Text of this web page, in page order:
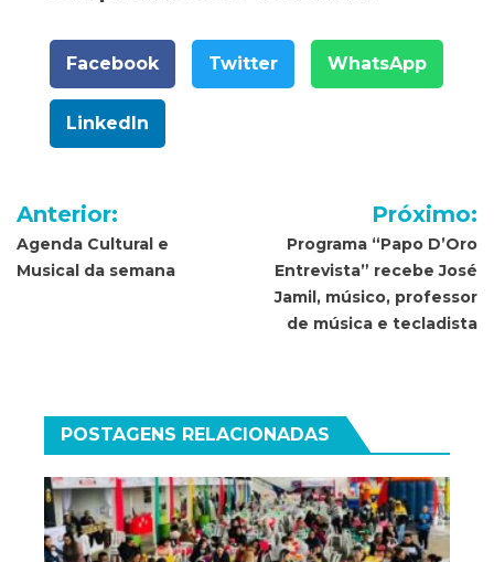
Facebook Twitter WhatsApp
LinkedIn
Navegação
de
Anterior:
Agenda Cultural e
Musical da semana
Próximo:
Programa “Papo D’Oro
Entrevista” recebe José
Jamil, músico, professor
de música e tecladista
POSTAGENS RELACIONADAS